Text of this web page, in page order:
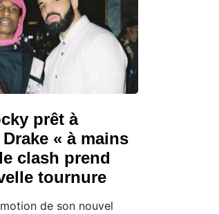
prêt à
« à mains
clash prend
tournure
de son nouvel